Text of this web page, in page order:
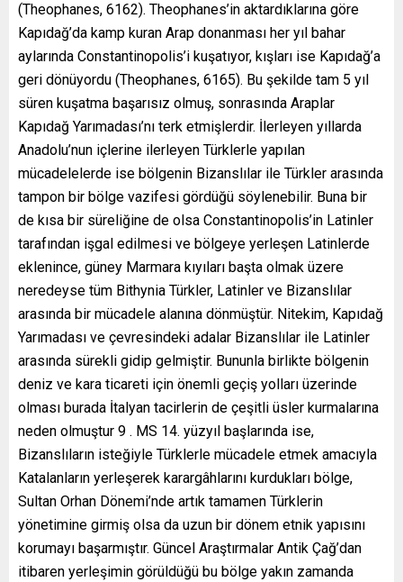
(Theophanes, 6162). Theophanes’in aktardıklarına göre
Kapıdağ’da kamp kuran Arap donanması her yıl bahar
aylarında Constantinopolis’i kuşatıyor, kışları ise Kapıdağ’a
geri dönüyordu (Theophanes, 6165). Bu şekilde tam 5 yıl
süren kuşatma başarısız olmuş, sonrasında Araplar
Kapıdağ Yarımadası’nı terk etmişlerdir. İlerleyen yıllarda
Anadolu’nun içlerine ilerleyen Türklerle yapılan
mücadelelerde ise bölgenin Bizanslılar ile Türkler arasında
tampon bir bölge vazifesi gördüğü söylenebilir. Buna bir
de kısa bir süreliğine de olsa Constantinopolis’in Latinler
tarafından işgal edilmesi ve bölgeye yerleşen Latinlerde
eklenince, güney Marmara kıyıları başta olmak üzere
neredeyse tüm Bithynia Türkler, Latinler ve Bizanslılar
arasında bir mücadele alanına dönmüştür. Nitekim, Kapıdağ
Yarımadası ve çevresindeki adalar Bizanslılar ile Latinler
arasında sürekli gidip gelmiştir. Bununla birlikte bölgenin
deniz ve kara ticareti için önemli geçiş yolları üzerinde
olması burada İtalyan tacirlerin de çeşitli üsler kurmalarına
neden olmuştur 9 . MS 14. yüzyıl başlarında ise,
Bizanslıların isteğiyle Türklerle mücadele etmek amacıyla
Katalanların yerleşerek karargâhlarını kurdukları bölge,
Sultan Orhan Dönemi’nde artık tamamen Türklerin
yönetimine girmiş olsa da uzun bir dönem etnik yapısını
korumayı başarmıştır. Güncel Araştırmalar Antik Çağ’dan
itibaren yerleşimin görüldüğü bu bölge yakın zamanda